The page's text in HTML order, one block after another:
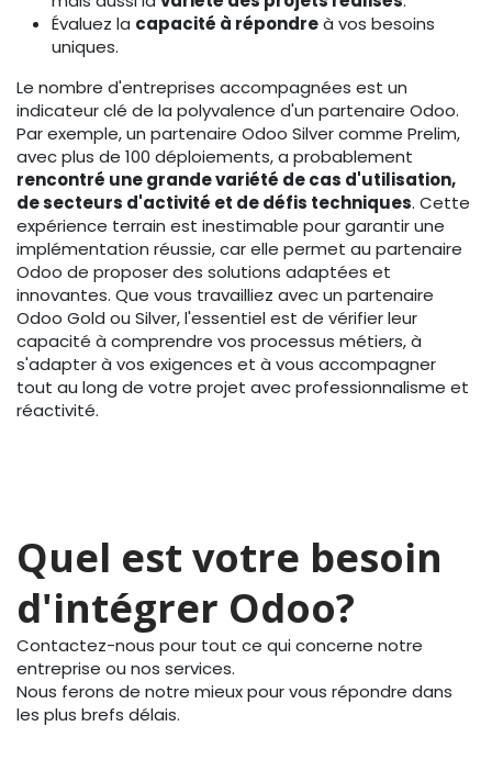
Évaluez la capacité à répondreà vos besoins
uniques.
Le nombre d'entreprises accompagnées est un
indicateur clé de la polyvalence d'un partenaire Odoo.
Par exemple, un partenaire Odoo Silver comme Prelim,
avec plus de 100 déploiements, a probablement
rencontré une grande variété de cas d'utilisation,
de secteurs d'activité et de défis techniques. Cette
expérience terrain est inestimable pour garantir une
implémentation réussie, car elle permet au partenaire
Odoo de proposer des solutions adaptées et
innovantes. Que vous travailliez avec un partenaire
Odoo Gold ou Silver, l'essentiel est de vérifier leur
capacité à comprendre vos processus métiers, à
s'adapter à vos exigences et à vous accompagner
tout au long de votre projet avec professionnalisme et
réactivité.
Quel est votre besoin
d'intégrer Odoo?
Contactez-nous pour tout ce qui concerne notre
entreprise ou nos services.
Nous ferons de notre mieux pour vous répondre dans
les plus brefs délais.